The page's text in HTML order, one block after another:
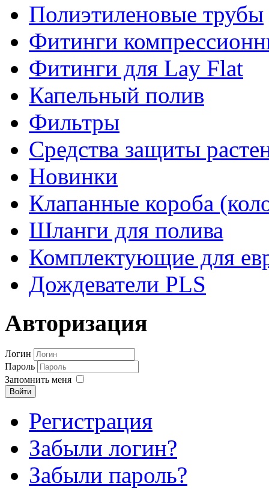
Полиэтиленовые трубы
Фитинги
Фитинги для Lay Flat
Капельный полив
Фильтры
Средства защиты
Новинки
Клапанные короба
Шланги для полива
Комплектующие для
Дождеватели PLS
Авторизация
Логин
Пароль
Запомнить меня
Войти
Регистрация
Забыли логин?
Забыли пароль?